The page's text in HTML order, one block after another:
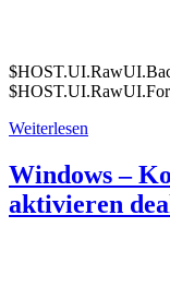
Weiterlesen
Windows –
aktivieren